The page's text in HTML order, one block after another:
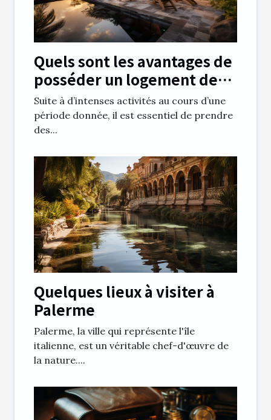
Quels sont les avantages de
posséder un logement de
vacances ?
Suite à d’intenses activités au cours d’une
période donnée, il est essentiel de prendre
des...
Quelques lieux à visiter à
Palerme
Palerme, la ville qui représente l'île
italienne, est un véritable chef-d'œuvre de
la nature....